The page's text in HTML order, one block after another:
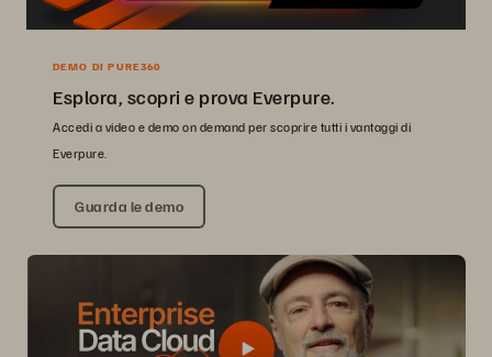
DEMO DI PURE360
Esplora, scopri e prova Everpure.
Accedi a video e demo on demand per scoprire tutti i vantaggi di
Everpure.
Guarda le demo